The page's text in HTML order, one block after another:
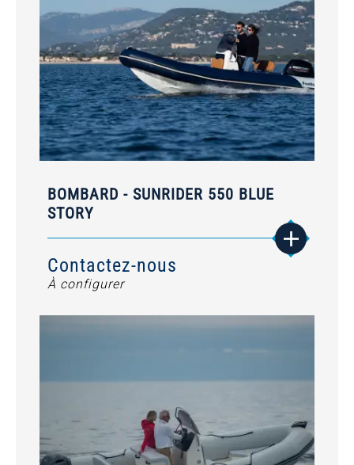
BOMBARD - SUNRIDER 550 BLUE
STORY
Contactez-nous
À configurer